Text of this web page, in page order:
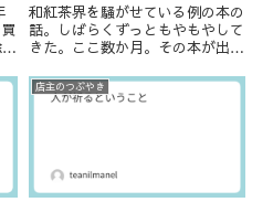
和紅茶界を騒がせている例の本の
話。しばらくずっともやもやして
きた。ここ数か月。その本が出版
らしいよ」と友人が教えてくれ
た。そして「あなた、掲載されて
店主のつぶやき